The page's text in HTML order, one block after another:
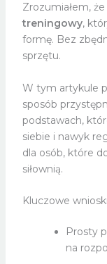
Zrozumiałem,
treningowy,
formę. Bez
sprzętu.
W tym artykule
sposób
podstawach,
siebie i nawyk
dla osób, które
siłownią.
Kluczowe wnioski
Prosty
na